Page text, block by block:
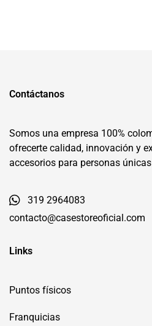
Contáctanos
Somos una empresa 100%
ofrecerte calidad, innovación y
accesorios para personas
319 2964083
contacto@casestoreoficial.com
Links
Puntos físicos
Franquicias